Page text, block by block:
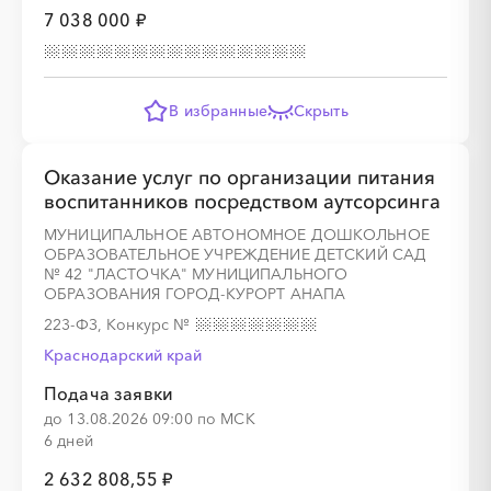
7 038 000 ₽
В избранные Скрыть
Оказание услуг по организации питания
воспитанников посредством аутсорсинга
МУНИЦИПАЛЬНОЕ АВТОНОМНОЕ ДОШКОЛЬНОЕ
ОБРАЗОВАТЕЛЬНОЕ УЧРЕЖДЕНИЕ ДЕТСКИЙ САД
№ 42 "ЛАСТОЧКА" МУНИЦИПАЛЬНОГО
ОБРАЗОВАНИЯ ГОРОД-КУРОРТ АНАПА
223-ФЗ, Конкурс №
Краснодарский край
Подача заявки
до 13.08.2026 09:00 по МСК
6 дней
2 632 808,55 ₽
░
░
░
░
░
░
░
░
░
░
░
░
░
░░░ ░░ ░░ ░░ ░░
░
░
░
░
░
░
░░ ░░░ ░ ░░ ░ ░░